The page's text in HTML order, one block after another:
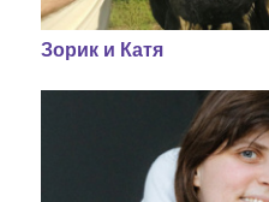
Зорик и Катя